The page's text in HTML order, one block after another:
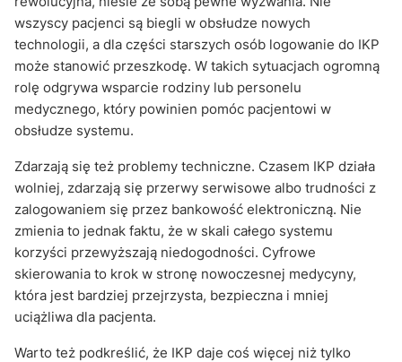
wszyscy pacjenci są biegli w obsłudze nowych
technologii, a dla części starszych osób logowanie do IKP
może stanowić przeszkodę. W takich sytuacjach ogromną
rolę odgrywa wsparcie rodziny lub personelu
medycznego, który powinien pomóc pacjentowi w
obsłudze systemu.
Zdarzają się też problemy techniczne. Czasem IKP działa
wolniej, zdarzają się przerwy serwisowe albo trudności z
zalogowaniem się przez bankowość elektroniczną. Nie
zmienia to jednak faktu, że w skali całego systemu
korzyści przewyższają niedogodności. Cyfrowe
skierowania to krok w stronę nowoczesnej medycyny,
która jest bardziej przejrzysta, bezpieczna i mniej
uciążliwa dla pacjenta.
Warto też podkreślić, że IKP daje coś więcej niż tylko